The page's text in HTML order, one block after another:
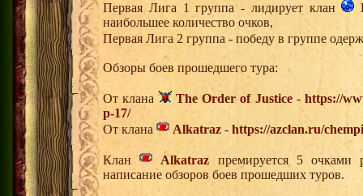
Первая Лига 1 группа - лидирует клан
наибольшее количество очков,
Первая Лига 2 группа - победу в группе
Обзоры боев прошедшего тура:
От клана The Order of Justice- https://
p-17/
От клана
Alkatraz - https://azclan.ru/
Клан Alkatraz премируется 5 очками
написание обзоров боев прошедших туров.